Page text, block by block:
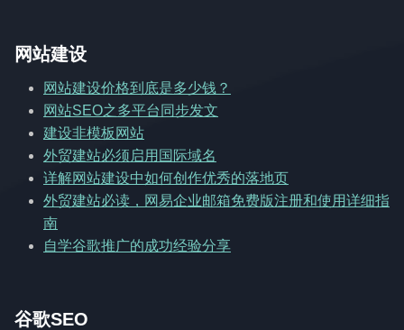
网站建设
网站建设价格到底是多少钱？
网站SEO之多平台同步发文
建设非模板网站
外贸建站必须启用国际域名
详解网站建设中如何创作优秀的落地页
外贸建站必读，网易企业邮箱免费版注册和使用详细指
南
自学谷歌推广的成功经验分享
谷歌SEO